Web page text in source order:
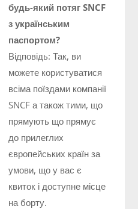
будь-який потяг SNCF
з українським
паспортом?
Відповідь: Так, ви
можете користуватися
всіма поїздами компанії
SNCF а також тими, що
прямують що прямує
до прилеглих
європейських країн за
умови, що у вас є
квиток і доступне місце
на борту.